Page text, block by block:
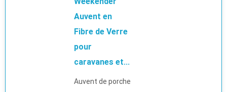
Auvent en
Fibre de Verre
pour
caravanes et...
Auvent de porche